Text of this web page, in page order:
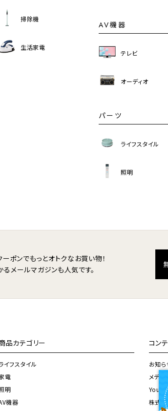
掃除機
生活家電
AV機器
テレビ
オーディオ
パーツ
ライフスタイル
照明
ーポンでもっとオトクなお買い物！
るメールマガジンも人気です。
品カテゴリー
イフスタイル
電
明
機器
コン
お知ら
メディ
株式会